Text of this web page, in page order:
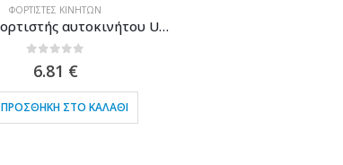
ΦΟΡΤΙΣΤΈΣ ΚΙΝΗΤΏΝ
USAMS φορτιστής αυτοκινήτου US-CC164, USB & USB-C, 30W, μαύρος
6.81 €
ΠΡΟΣΘΉΚΗ ΣΤΟ ΚΑΛΆΘΙ